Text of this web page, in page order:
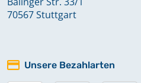
70567 Stuttgart
Unsere Bezahlarten